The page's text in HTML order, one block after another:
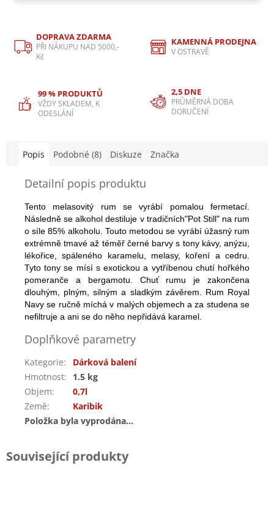
DOPRAVA ZDARMA
PŘI NÁKUPU NAD 5000,-
Kč
KAMENNÁ PRODEJNA
V OSTRAVĚ
99 % PRODUKTŮ
VŽDY SKLADEM, K
ODESLÁNÍ
2,5 DNE
PRŮMĚRNÁ DOBA
DORUČENÍ
Popis Podobné (8) Diskuze Značka
Detailní popis produktu
Tento melasovitý rum se vyrábí pomalou fermetací.
Následně se alkohol destiluje v tradičních"Pot Still" na rum
o síle 85% alkoholu. Touto metodou se vyrábí úžasný rum
extrémně tmavé až téměř černé barvy s tony kávy, anýzu,
lékořice, spáleného karamelu, melasy, koření a cedru.
Tyto tony se mísí s exotickou a vytříbenou chutí hořkého
pomeranče a bergamotu. Chuť rumu je zakončena
dlouhým, plným, silným a sladkým závěrem. Rum Royal
Navy se ručně míchá v malých objemech a za studena se
nefiltruje a ani se do něho nepřidává karamel.
Doplňkové parametry
Kategorie:
Dárková balení
Hmotnost:
1.5 kg
Objem:
0,7l
Země:
Karibik
Položka byla vyprodána…
Související produkty